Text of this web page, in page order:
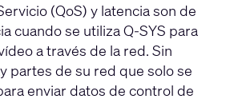
(QoS) y latencia son de
cuando se utiliza Q-SYS para
a través de la red. Sin
partes de su red que solo se
enviar datos de control de